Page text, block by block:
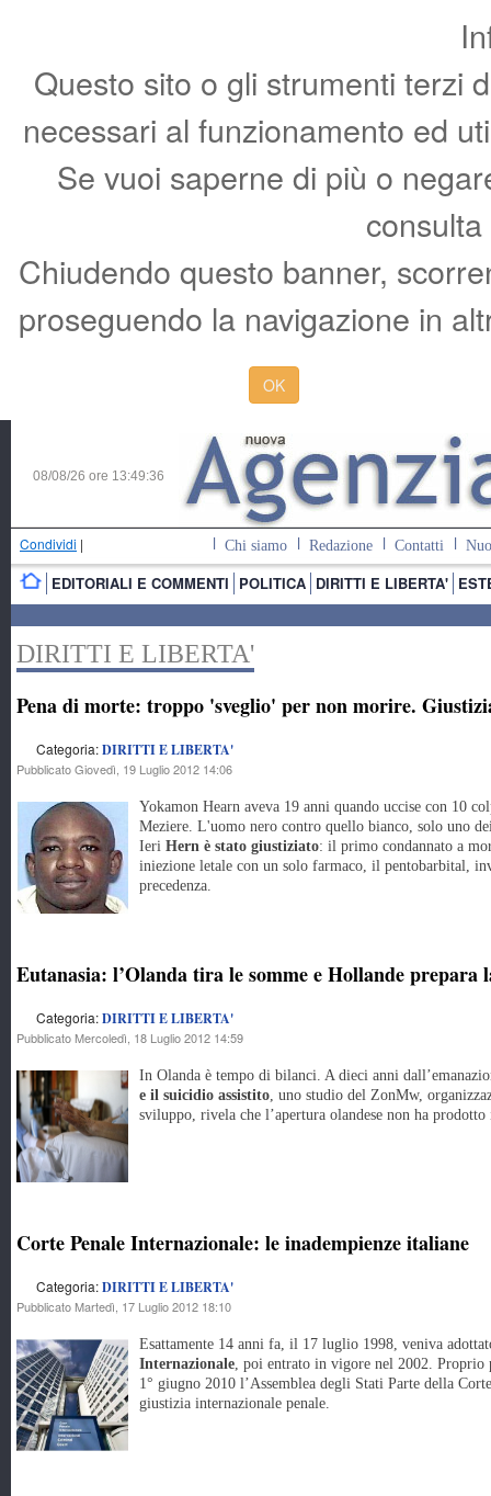
Questo sito o gli strumenti terzi
necessari al funzionamento ed
Se vuoi saperne di più o
Chiudendo questo banner,
proseguendo la navigazione in
OK
08/08/26 ore 13:49:37
Condividi | Chi siamo Redazione Contatti
EDITORIALI E COMMENTI POLITICA DIRITTI E LIBERTA'
DIRITTI E LIBERTA'
Pena di morte: troppo 'sveglio' per non morire.
Categoria:DIRITTI E LIBERTA'
Pubblicato Giovedì, 19 Luglio 2012 14:06
Yokamon Hearn aveva 19 anni quando uccise con 10
Meziere. L'uomo nero contro quello bianco, solo uno
Ieri Hern è stato giustiziato: il primo condannato a
iniezione letale con un solo farmaco, il pentobarbital,
precedenza.
Eutanasia: l’Olanda tira le somme e Hollande prepara
Categoria:DIRITTI E LIBERTA'
Pubblicato Mercoledì, 18 Luglio 2012 14:59
In Olanda è tempo di bilanci. A dieci anni
e il suicidio assistito, uno studio del ZonMw,
sviluppo, rivela che l’apertura olandese non ha
Corte Penale Internazionale: le inadempienze italiane
Categoria:DIRITTI E LIBERTA'
Pubblicato Martedì, 17 Luglio 2012 18:10
Esattamente 14 anni fa, il 17 luglio 1998, veniva
Internazionale, poi entrato in vigore nel 2002. Proprio
1° giugno 2010 l’Assemblea degli Stati Parte della
giustizia internazionale penale.